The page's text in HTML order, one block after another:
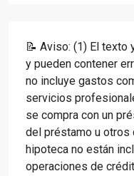
📝 Aviso: (1) El texto
y pueden contener
no incluye gastos
servicios
se compra con un
del préstamo u otros
hipoteca no están
operaciones de